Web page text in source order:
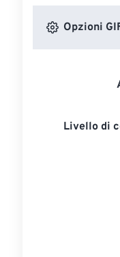
Opzioni
Livello di